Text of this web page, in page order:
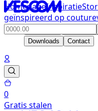
HomepageInspiratie
geïnspireerd op
Producten
Downloads
Contact
0
Gratis stalen